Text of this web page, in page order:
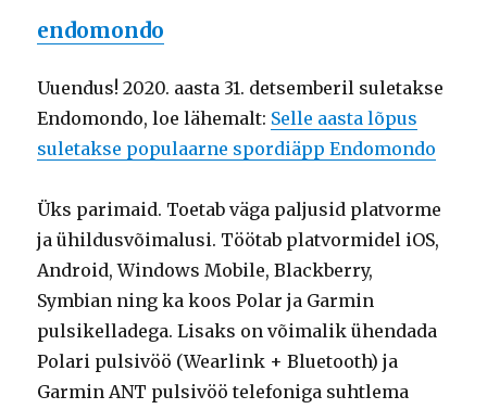
endomondo
Uuendus! 2020. aasta 31. detsemberil suletakse
Endomondo, loe lähemalt: Selle aasta lõpus
suletakse populaarne spordiäpp Endomondo
Üks parimaid. Toetab väga paljusid platvorme
ja ühildusvõimalusi. Töötab platvormidel iOS,
Android, Windows Mobile, Blackberry,
Symbian ning ka koos Polar ja Garmin
pulsikelladega. Lisaks on võimalik ühendada
Polari pulsivöö (Wearlink + Bluetooth) ja
Garmin ANT pulsivöö telefoniga suhtlema